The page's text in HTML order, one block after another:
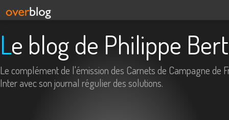
Le blog de Philippe
Le complément de l'émission des Carnets de Campagne de
Inter avec son journal régulier des solutions.